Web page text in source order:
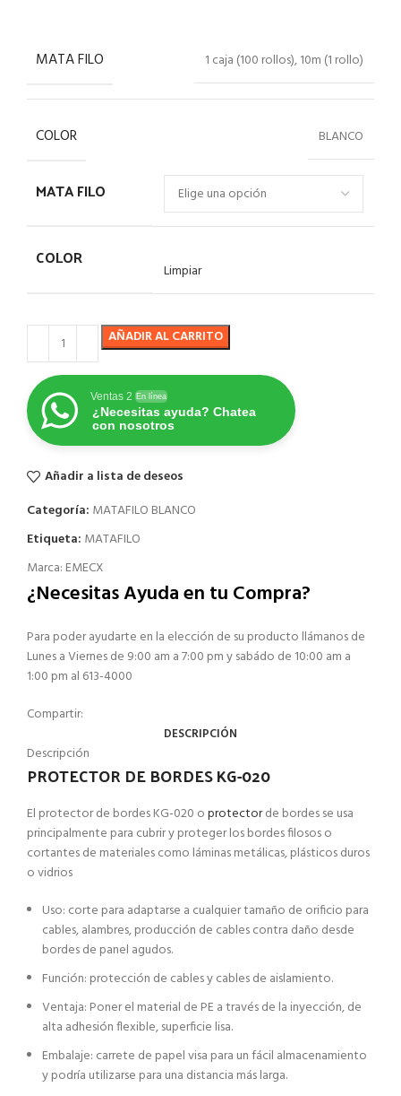
MATA FILO 1 caja (100 rollos), 10m (1 rollo)
COLOR BLANCO
MATA FILO
COLOR
Limpiar
AÑADIR AL CARRITO
Ventas 2 En línea
¿Necesitas ayuda? Chatea
con nosotros
Añadir a lista de deseos
Categoría: MATAFILO BLANCO
Etiqueta: MATAFILO
Marca: EMECX
¿Necesitas Ayuda en tu Compra?
Para poder ayudarte en la elección de su producto llámanos de
Lunes a Viernes de 9:00 am a 7:00 pm y sabádo de 10:00 am a
1:00 pm al 613-4000
Compartir:
DESCRIPCIÓN
Descripción
PROTECTOR DE BORDES KG-020
El protector de bordes KG-020 oprotectorde bordes se usa
principalmente para cubrir y proteger los bordes filosos o
cortantes de materiales como láminas metálicas, plásticos duros
o vidrios
Uso: corte para adaptarse a cualquier tamaño de orificio para
cables, alambres, producción de cables contra daño desde
bordes de panel agudos.
Función: protección de cables y cables de aislamiento.
Ventaja: Poner el material de PE a través de la inyección, de
alta adhesión flexible, superficie lisa.
Embalaje: carrete de papel visa para un fácil almacenamiento
y podría utilizarse para una distancia más larga.